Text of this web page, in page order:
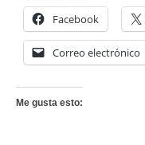
Facebook
Correo electrónico
Me gusta esto: